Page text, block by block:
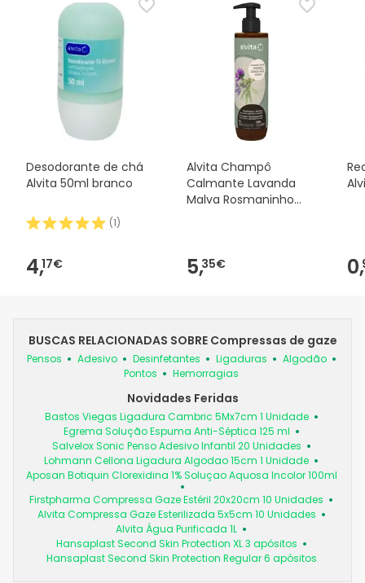
Desodorante de chá
Alvita 50ml branco
(1)
4,17€
Alvita Champô
Calmante Lavanda
Malva Rosmaninho
5,35€ 0,
BUSCAS RELACIONADAS SOBRE Compressas de gaze
Pensos Adesivo Desinfetantes Ligaduras
Algodão
Pontos
Hemorragias
Novidades Feridas
Bastos Viegas Ligadura Cambric 5Mx7cm 1 Unidade
Egrema Solução Espuma Anti-Séptica 125 ml
Salvelox Sonic Penso Adesivo Infantil 20 Unidades
Lohmann Cellona Ligadura Algodao 15cm 1 Unidade
Aposan Botiquin Clorexidina 1% Soluçao Aquosa Incolor 100ml
Firstpharma Compressa Gaze Estéril 20x20cm 10 Unidades
Alvita Compressa Gaze Esterilizada 5x5cm 10 Unidades
Alvita Água Purificada 1L
Hansaplast Second Skin Protection XL 3 apósitos
Hansaplast Second Skin Protection Regular 6 apósitos